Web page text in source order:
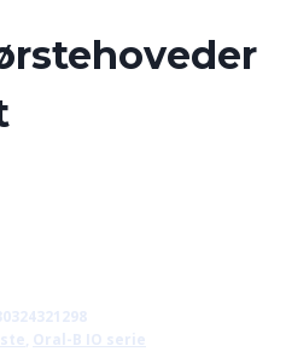
Oral-B IO serie